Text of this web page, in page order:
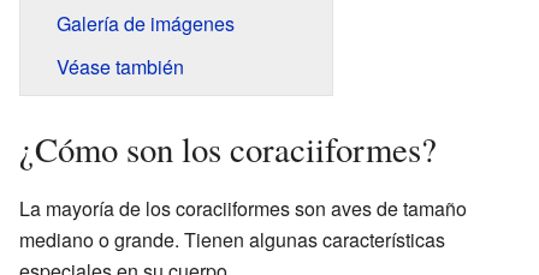
Galería de imágenes
Véase también
¿Cómo son los coraciiformes?
La mayoría de los coraciiformes son aves de tamaño
mediano o grande. Tienen algunas características